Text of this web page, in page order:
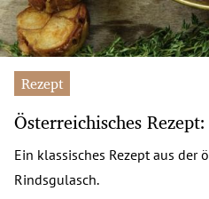
Rezept
Österreichisches
Ein klassisches Rezept aus der
Rindsgulasch.